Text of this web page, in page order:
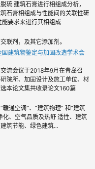
硫 建筑石膏进行相组成分析，
石膏相组成与性能间的关联性研
要求来进行其相组成
联剂，及其它添加剂。
建筑物鉴定与加固改造学术会
流会议于2018年9月在青岛召
院所、加固设计及施工单位、材
本论文集共收录论文160篇
通空调”、“建筑物理” 和“建筑
化、空气品质及热舒 适性、建筑
筑节能、绿色建筑...